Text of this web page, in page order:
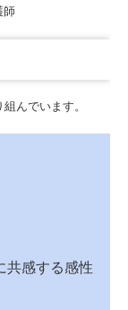
師
んでいます。
共感する感性